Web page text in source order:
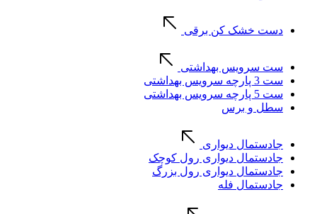
دست خشک کن برقی
ست سرویس بهداشتی
ست 3 پارچه سرویس بهداشتی
ست 5 پارچه سرویس بهداشتی
سطل و برس
جادستمال دیواری
جادستمال دیواری رول کوچک
جادستمال دیواری رول بزرگ
جادستمال فله